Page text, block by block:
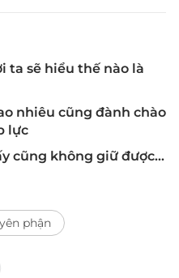
ta sẽ hiểu thế nào là
nhiêu cũng đành chào
lực
cũng không giữ được...
phận